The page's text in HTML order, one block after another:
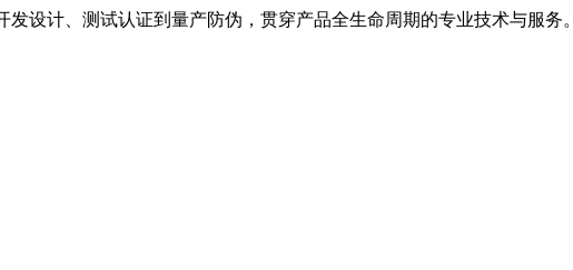
设计、测试认证到量产防伪，贯穿产品全生命周期的专业技术与服务。